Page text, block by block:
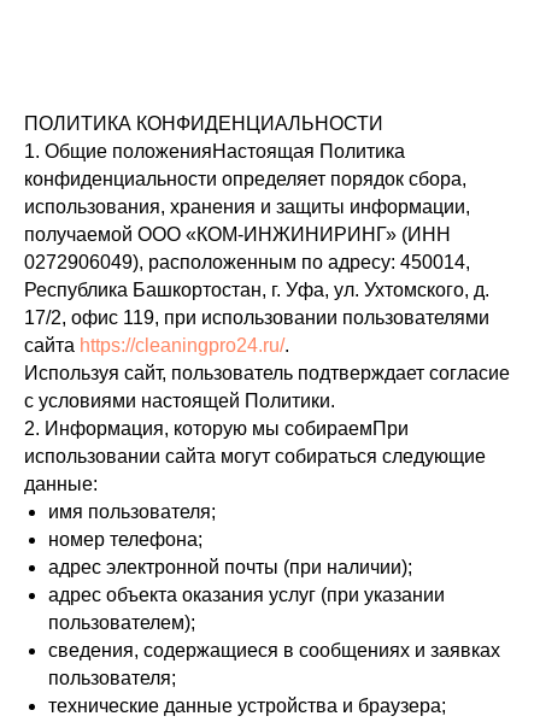
ПОЛИТИКА КОНФИДЕНЦИАЛЬНОСТИ
1. Общие положенияНастоящая Политика
конфиденциальности определяет порядок сбора,
использования, хранения и защиты информации,
получаемой ООО «КОМ-ИНЖИНИРИНГ» (ИНН
0272906049), расположенным по адресу: 450014,
Республика Башкортостан, г. Уфа, ул. Ухтомского, д.
17/2, офис 119, при использовании пользователями
сайта https://cleaningpro24.ru/.
Используя сайт, пользователь подтверждает согласие
с условиями настоящей Политики.
2. Информация, которую мы собираемПри
использовании сайта могут собираться следующие
данные:
имя пользователя;
номер телефона;
адрес электронной почты (при наличии);
адрес объекта оказания услуг (при указании
пользователем);
сведения, содержащиеся в сообщениях и заявках
пользователя;
технические данные устройства и браузера;